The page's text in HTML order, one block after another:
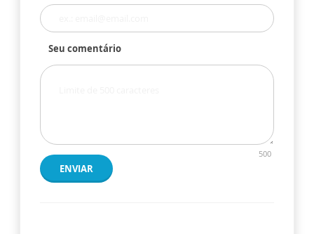
Seu comentário
500
ENVIAR